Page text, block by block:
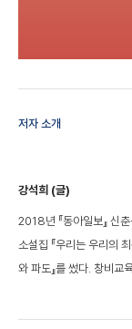
저자 소개
강석희 (글)
2018년 『동아일보』 신
소설집 『우리는 우리의
와 파도』를 썼다. 창비교